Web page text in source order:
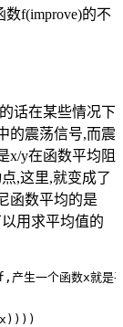
数f(improve)的不
话在某些情况下
的震荡信号,而震
x/y在函数平均阻
,这里,就变成了
函数平均的是
用求平均值的
生一个函数x就是